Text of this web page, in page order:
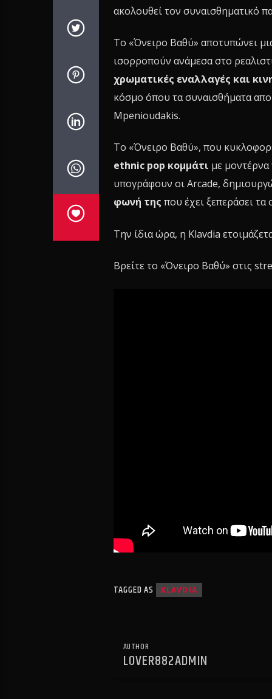
ακολουθεί τον συναισθηματικό
Το «Όνειρο Βαθύ» αποτυπώνει
ισορροπούν ανάμεσα στο
χρωματικές εναλλαγές και
κόσμο όπου τα συναισθήματα
Mpenioudakis.
Το «Όνειρο Βαθύ», που
ethnic pop κομμάτι με μοντέρνα
υπογράφουν οι Arcade,
φωνή της που έχει ξεπεράσει
Την ίδια ώρα, η Klavdia
Βρείτε το «Όνειρο Βαθύ» στις
TAGGED AS KLAVDIA
AUTHOR
LOVER882ADMIN